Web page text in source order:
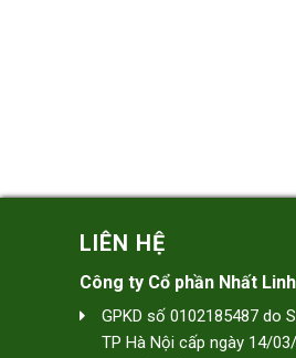
LIÊN HỆ
Công ty Cổ phần Nhất
GPKD số 0102185487 do
TP Hà Nội cấp ngày 14/